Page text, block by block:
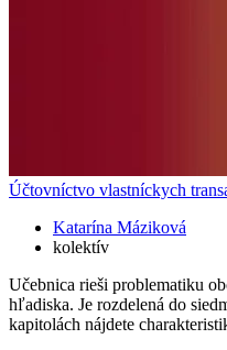
Účtovníctvo vlastníckych
Katarína Máziková
kolektív
Učebnica rieši problematiku
hľadiska. Je rozdelená do
kapitolách nájdete